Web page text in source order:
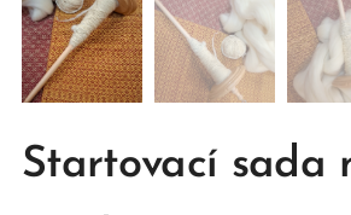
Startovací sada